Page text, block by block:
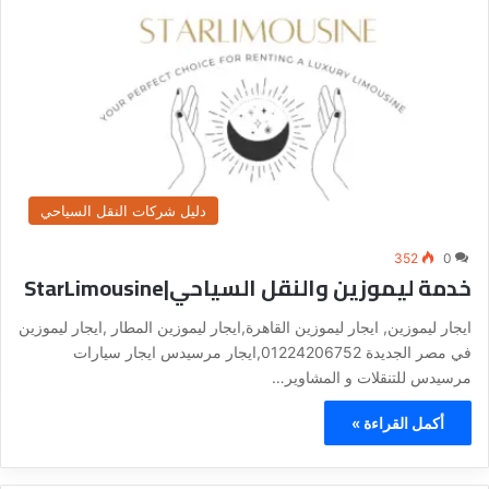
دليل شركات النقل السياحي
0
352
خدمة ليموزين والنقل السياحي|StarLimousine
ايجار ليموزين, ايجار ليموزين القاهرة,ايجار ليموزين المطار ,ايجار ليموزين
في مصر الجديدة 01224206752,ايجار مرسيدس ايجار سيارات
مرسيدس للتنقلات و المشاوير…
أكمل القراءة »